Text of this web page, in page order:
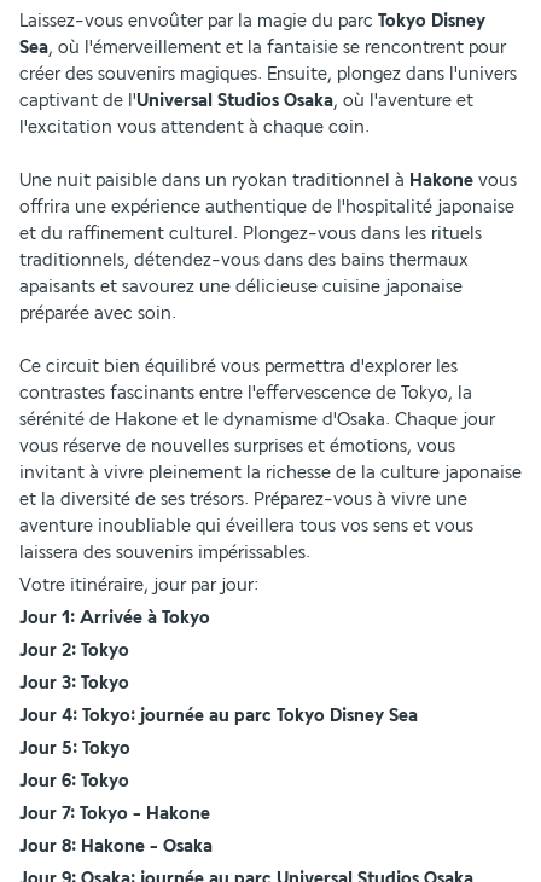
Laissez-vous envoûter par la magie du parc Tokyo Disney
Sea, où l'émerveillement et la fantaisie se rencontrent pour
créer des souvenirs magiques. Ensuite, plongez dans l'univers
captivant de l'Universal Studios Osaka, où l'aventure et
l'excitation vous attendent à chaque coin.
Une nuit paisible dans un ryokan traditionnel à Hakone vous
offrira une expérience authentique de l'hospitalité japonaise
et du raffinement culturel. Plongez-vous dans les rituels
traditionnels, détendez-vous dans des bains thermaux
apaisants et savourez une délicieuse cuisine japonaise
préparée avec soin.
Ce circuit bien équilibré vous permettra d'explorer les
contrastes fascinants entre l'effervescence de Tokyo, la
sérénité de Hakone et le dynamisme d'Osaka. Chaque jour
vous réserve de nouvelles surprises et émotions, vous
invitant à vivre pleinement la richesse de la culture japonaise
et la diversité de ses trésors. Préparez-vous à vivre une
aventure inoubliable qui éveillera tous vos sens et vous
laissera des souvenirs impérissables.
Votre itinéraire, jour par jour:
Jour 1: Arrivée à Tokyo
Jour 2: Tokyo
Jour 3: Tokyo
Jour 4: Tokyo: journée au parc Tokyo Disney Sea
Jour 5: Tokyo
Jour 6: Tokyo
Jour 7: Tokyo - Hakone
Jour 8: Hakone - Osaka